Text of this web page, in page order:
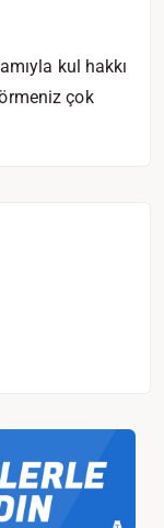
kul hakkı
çok